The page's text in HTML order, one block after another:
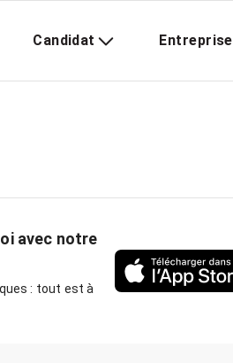
Candidat Entreprise
avec notre
: tout est à